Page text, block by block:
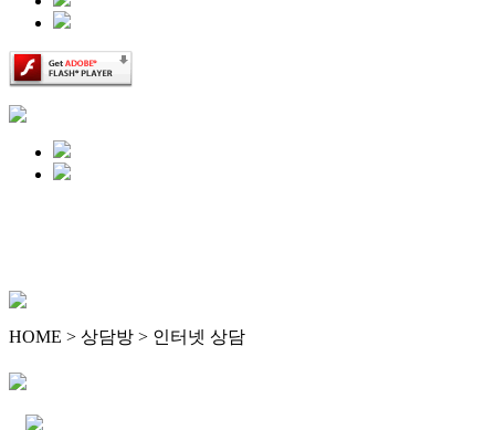
HOME > 상담방 > 인터넷 상담